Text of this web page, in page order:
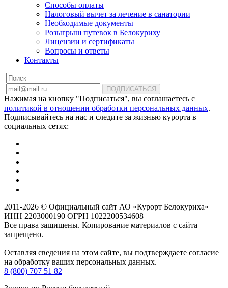
Способы оплаты
Налоговый вычет за лечение в санатории
Необходимые документы
Розыгрыш путевок в Белокуриху
Лицензии и сертификаты
Вопросы и ответы
Контакты
ПОДПИСАТЬСЯ
Нажимая на кнопку "Подписаться", вы соглашаетесь с
политикой в отношении обработки персональных данных.
Подписывайтесь на нас и следите за жизнью курорта в
социальных сетях:
2011-2026 © Официальный сайт АО «Курорт Белокуриха»
ИНН 2203000190 ОГРН 1022200534608
Все права защищены. Копирование материалов с сайта
запрещено.
Оставляя сведения на этом сайте, вы подтверждаете согласие
на обработку ваших персональных данных.
8 (800) 707 51 82